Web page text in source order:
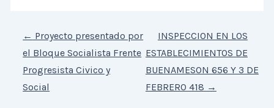
← Proyecto presentado por
el Bloque Socialista Frente
Progresista Civico y
Social
INSPECCION EN LOS
ESTABLECIMIENTOS DE
BUENAMESON 656 Y 3 DE
FEBRERO 418 →